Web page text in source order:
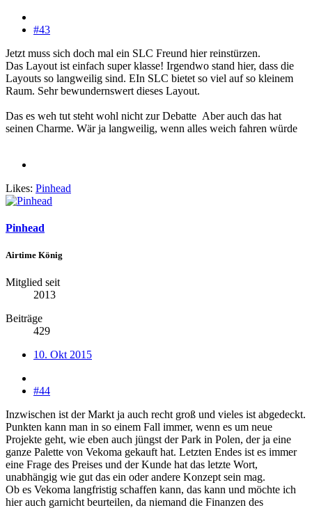
#43
Jetzt muss sich doch mal ein SLC Freund hier reinstürzen.
Das Layout ist einfach super klasse! Irgendwo stand hier, dass die
Layouts so langweilig sind. EIn SLC bietet so viel auf so kleinem
Raum. Sehr bewundernswert dieses Layout.
Das es weh tut steht wohl nicht zur Debatte Aber auch das hat
seinen Charme. Wär ja langweilig, wenn alles weich fahren würde
Likes: Pinhead
Pinhead
Airtime König
Mitglied seit
2013
Beiträge
429
10. Okt 2015
#44
Inzwischen ist der Markt ja auch recht groß und vieles ist abgedeckt.
Punkten kann man in so einem Fall immer, wenn es um neue
Projekte geht, wie eben auch jüngst der Park in Polen, der ja eine
ganze Palette von Vekoma gekauft hat. Letzten Endes ist es immer
eine Frage des Preises und der Kunde hat das letzte Wort,
unabhängig wie gut das ein oder andere Konzept sein mag.
Ob es Vekoma langfristig schaffen kann, das kann und möchte ich
hier auch garnicht beurteilen, da niemand die Finanzen des